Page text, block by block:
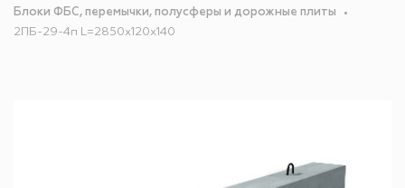
Блоки ФБС, перемычки, полусферы и дорожные плиты
2ПБ-29-4п L=2850х120х140